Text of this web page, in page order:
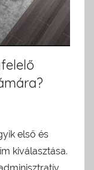
első és
kiválasztása.